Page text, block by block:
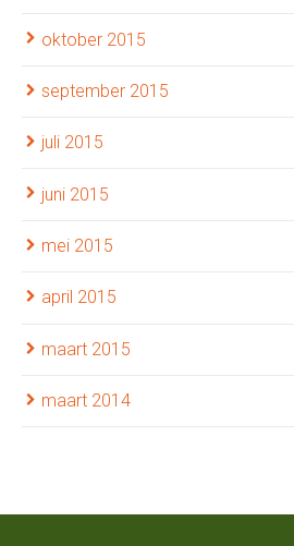
oktober 2015
september 2015
juli 2015
juni 2015
mei 2015
april 2015
maart 2015
maart 2014